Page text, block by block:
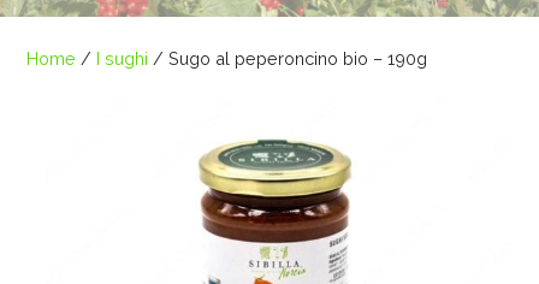
Home / I sughi / Sugo al peperoncino bio – 190g